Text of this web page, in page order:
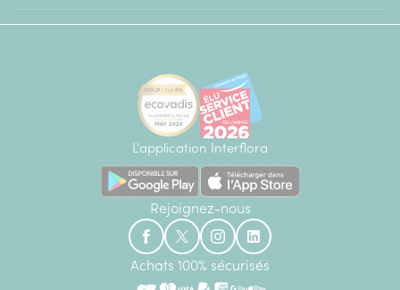
L'application Interflora
Rejoignez-nous
Achats 100% sécurisés